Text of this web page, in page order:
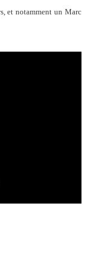
et notamment un Marc